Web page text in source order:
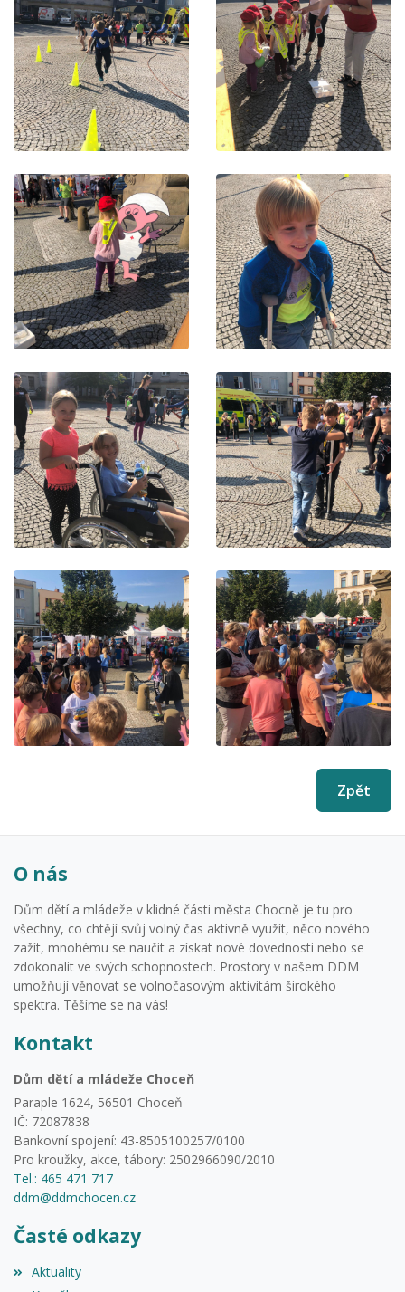
Zpět
O nás
Dům dětí a mládeže v klidné části města Chocně je tu pro
všechny, co chtějí svůj volný čas aktivně využít, něco nového
zažít, mnohému se naučit a získat nové dovednosti nebo se
zdokonalit ve svých schopnostech. Prostory v našem DDM
umožňují věnovat se volnočasovým aktivitám širokého
spektra. Těšíme se na vás!
Kontakt
Dům dětí a mládeže Choceň
Paraple 1624, 56501 Choceň
IČ: 72087838
Bankovní spojení: 43-8505100257/0100
Pro kroužky, akce, tábory: 2502966090/2010
Tel.: 465 471 717
ddm@ddmchocen.cz
Časté odkazy
Aktuality